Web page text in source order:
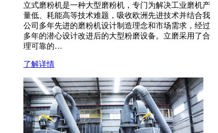
立式磨粉机是一种大型磨粉机，专门为解决工业磨机产
量低、耗能高等技术难题，吸收欧洲先进技术并结合我
公司多年先进的磨粉机设计制造理念和市场需求，经过
多年的潜心设计改进后的大型粉磨设备。立磨采用了合
理可靠的…
了解详情